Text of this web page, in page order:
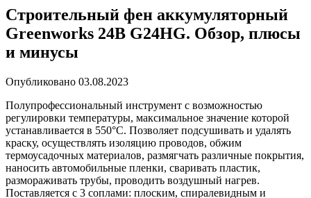
Строительный фен аккумуляторный
Greenworks 24В G24HG. Обзор, плюсы
и минусы
Опубликовано 03.08.2023
Полупрофессиональный инструмент с возможностью
регулировки температуры, максимальное значение которой
устанавливается в 550°С. Позволяет подсушивать и удалять
краску, осуществлять изоляцию проводов, обжим
термоусадочных материалов, размягчать различные покрытия,
наносить автомобильные пленки, сваривать пластик,
размораживать трубы, проводить воздушный нагрев.
Поставляется с 3 соплами: плоским, спиралевидным и